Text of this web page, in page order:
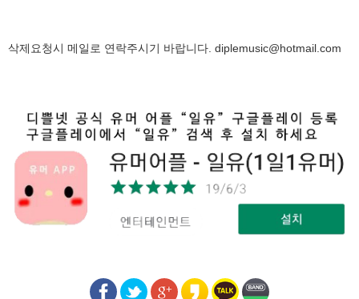
삭제요청시 메일로 연락주시기 바랍니다. diplemusic@hotmail.com